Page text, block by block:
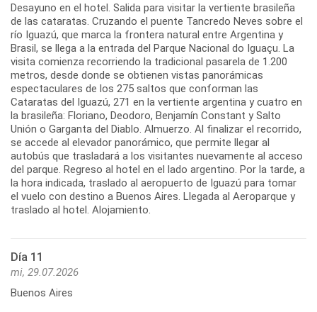
Desayuno en el hotel. Salida para visitar la vertiente brasileña
de las cataratas. Cruzando el puente Tancredo Neves sobre el
río Iguazú, que marca la frontera natural entre Argentina y
Brasil, se llega a la entrada del Parque Nacional do Iguaçu. La
visita comienza recorriendo la tradicional pasarela de 1.200
metros, desde donde se obtienen vistas panorámicas
espectaculares de los 275 saltos que conforman las
Cataratas del Iguazú, 271 en la vertiente argentina y cuatro en
la brasileña: Floriano, Deodoro, Benjamín Constant y Salto
Unión o Garganta del Diablo. Almuerzo. Al finalizar el recorrido,
se accede al elevador panorámico, que permite llegar al
autobús que trasladará a los visitantes nuevamente al acceso
del parque. Regreso al hotel en el lado argentino. Por la tarde, a
la hora indicada, traslado al aeropuerto de Iguazú para tomar
el vuelo con destino a Buenos Aires. Llegada al Aeroparque y
traslado al hotel. Alojamiento.
Día 11
mi, 29.07.2026
Buenos Aires